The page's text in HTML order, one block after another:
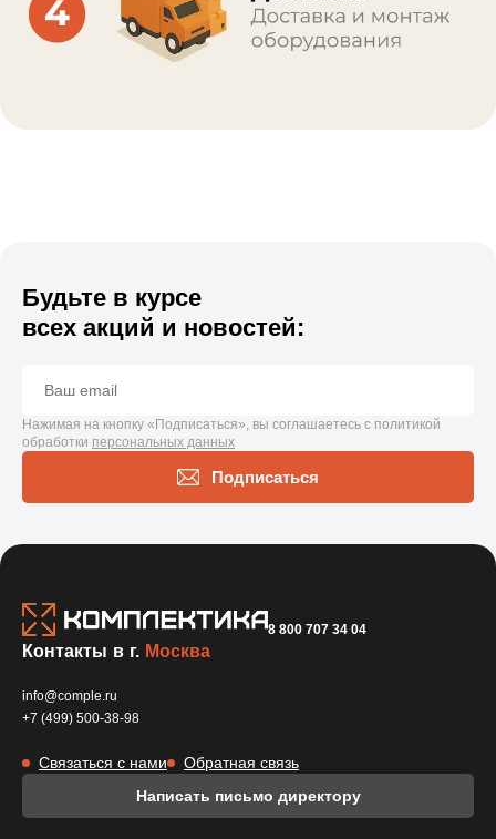
Будьте в курсе
всех акций и новостей:
Нажимая на кнопку «Подписаться», вы соглашаетесь с политикой
обработки персональных данных
Подписаться
8 800 707 34 04
Написать письмо директору
Контакты в г. Москва
info@comple.ru
+7 (499) 500-38-98
Связаться с нами Обратная связь